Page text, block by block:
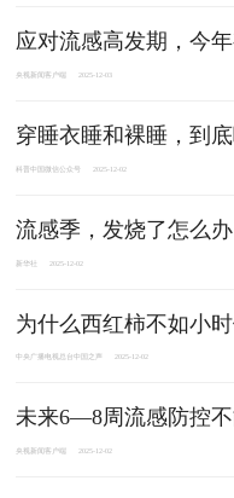
应对流感高发期，今
央视新闻客户端 2025-12-03
穿睡衣睡和裸睡，到
科普中国微信公众号 2025-12-02
流感季，发烧了怎么办
新华社 2025-12-02
为什么西红柿不如小
中央广播电视总台中国之声 2025-12-02
未来6—8周流感防控
央视新闻客户端 2025-12-02